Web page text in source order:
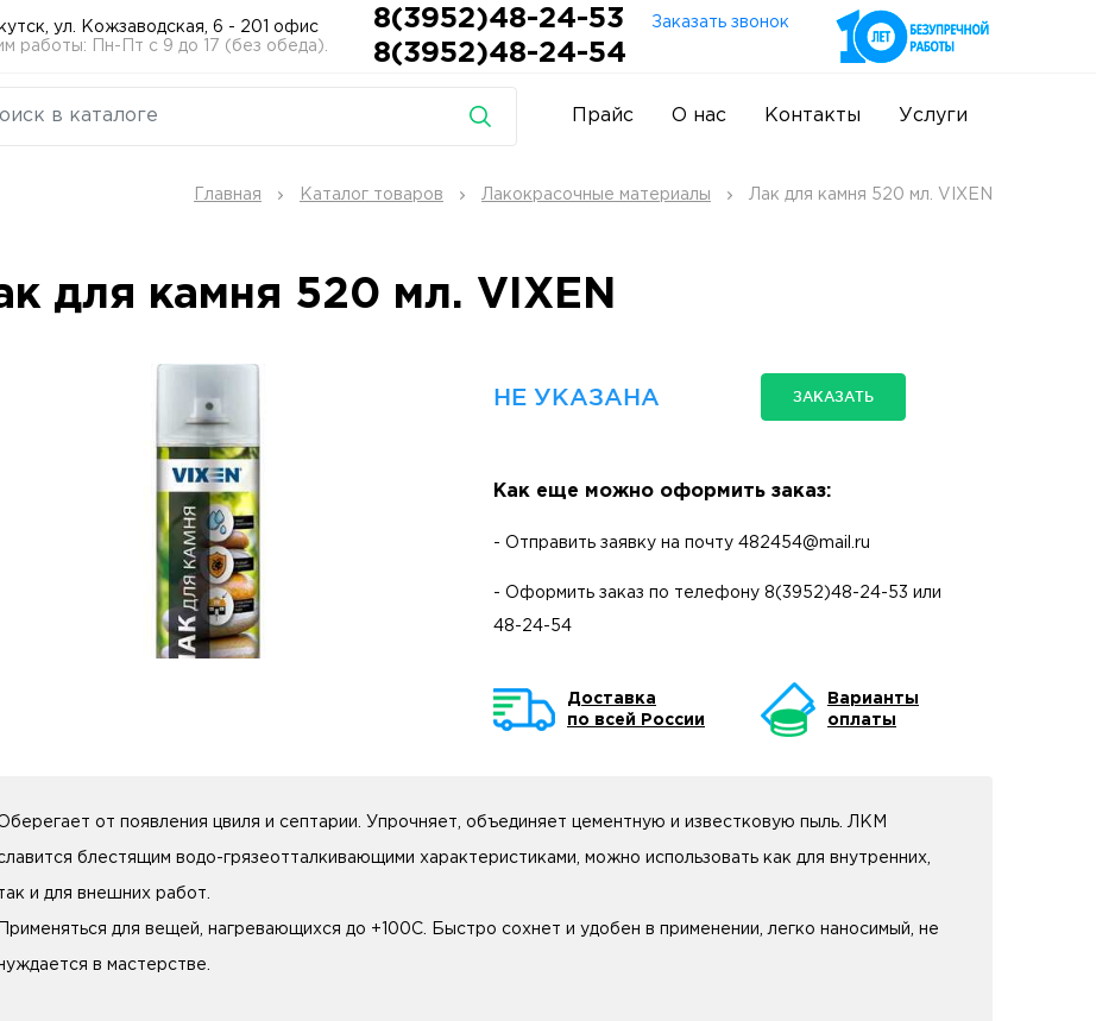
ул. Кожзаводская, 6 - 201 офис
работы: Пн-Пт с 9 до 17 (без обеда).
8(3952)48-24-53 Заказать звонок
8(3952)48-24-54
Прайс О нас Контакты Услуги
Главная Каталог товаров Лакокрасочные материалы Лак для камня 520 мл. VIXEN
для камня 520 мл. VIXEN
НЕ УКАЗАНА ЗАКАЗАТЬ
Как еще можно оформить заказ:
- Отправить заявку на почту 482454@mail.ru
- Оформить заказ по телефону 8(3952)48-24-53 или
48-24-54
Доставка
по всей России
Варианты
оплаты
от появления цвиля и септарии. Упрочняет, объединяет цементную и известковую пыль. ЛКМ
блестящим водо-грязеотталкивающими характеристиками, можно использовать как для внутренних,
и для внешних работ.
Применяться для вещей, нагревающихся до +100C. Быстро сохнет и удобен в применении, легко наносимый, не
в мастерстве.